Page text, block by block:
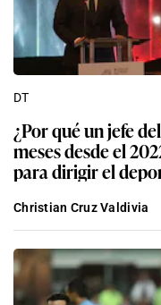
DT
¿Por qué un jefe
meses desde el
para dirigir el
Christian Cruz Valdivia